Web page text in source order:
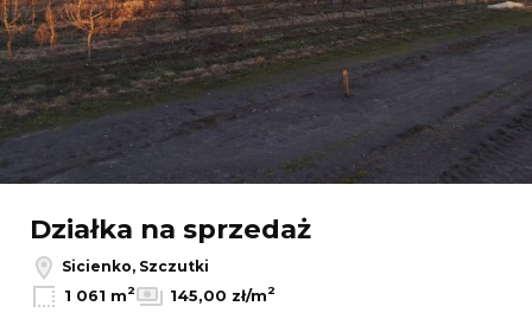
Działka na sprzedaż
Sicienko, Szczutki
1 061 m2 145,00 zł/m2